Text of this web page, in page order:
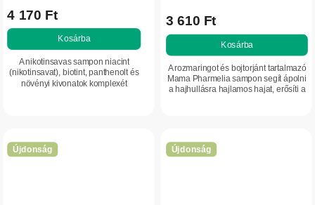
4 170 Ft
Kosárba
A nikotinsavas sampon niacint
(nikotinsavat), biotint, panthenolt és
növényi kivonatok komplexét
3 610 Ft
Kosárba
A rozmaringot és bojtorjánt tartalmazó
Mama Pharmelia sampon segít ápolni
a hajhullásra hajlamos hajat, erősíti a
Újdonság Újdonság